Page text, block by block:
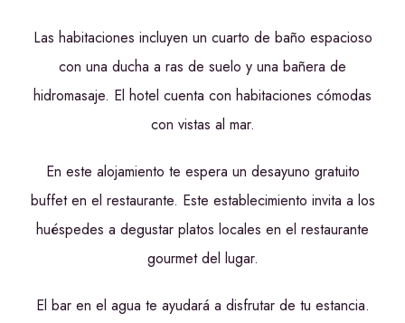
Las habitaciones incluyen un cuarto de baño espacioso
con una ducha a ras de suelo y una bañera de
hidromasaje. El hotel cuenta con habitaciones cómodas
con vistas al mar.
En este alojamiento te espera un desayuno gratuito
buffet en el restaurante. Este establecimiento invita a los
huéspedes a degustar platos locales en el restaurante
gourmet del lugar.
El bar en el agua te ayudará a disfrutar de tu estancia.